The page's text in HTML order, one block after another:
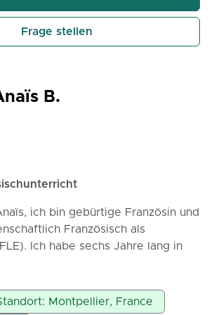
Frage stellen
B.
ich bin gebürtige Französin und
Französisch als
Ich habe sechs Jahre lang in
für Schüler aller Altersgruppen
als Au-pair, wo ich Kindern
Montpellier, France